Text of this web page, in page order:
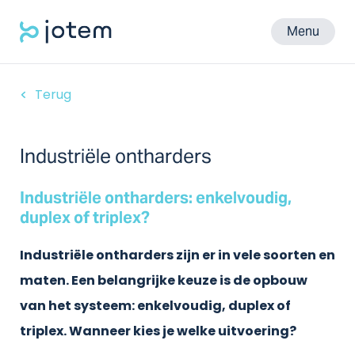
Menu
Terug
Industriële ontharders
Industriële ontharders: enkelvoudig,
duplex of triplex?
Industriële ontharders zijn er in vele soorten en
maten. Een belangrijke keuze is de opbouw
van het systeem: enkelvoudig, duplex of
triplex. Wanneer kies je welke uitvoering?